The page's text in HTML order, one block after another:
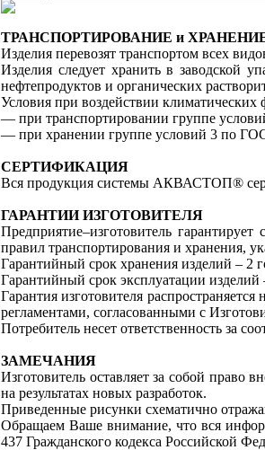
ТРАНСПОРТИРОВАНИЕ и
Изделия перевозят транспортом всех
Изделия следует хранить в заводской
нефтепродуктов и органических
Условия при воздействии климатических
— при транспортировании группе
— при хранении группе условий 3 по
СЕРТИФИКАЦИЯ
Вся продукция системы АКВАСТОП®
ГАРАНТИИ ИЗГОТОВИТЕЛЯ
Предприятие–изготовитель
правил транспортирования и хранения,
Гарантийный срок хранения изделий – 2
Гарантийный срок эксплуатации изделий
Гарантия изготовителя
регламентами, согласованными с
Потребитель несет ответственность за
ЗАМЕЧАНИЯ
Изготовитель оставляет за собой право
на результатах новых разработок.
Приведенные рисунки схематично
Обращаем Ваше внимание, что вся
437 Гражданского кодекса Российской